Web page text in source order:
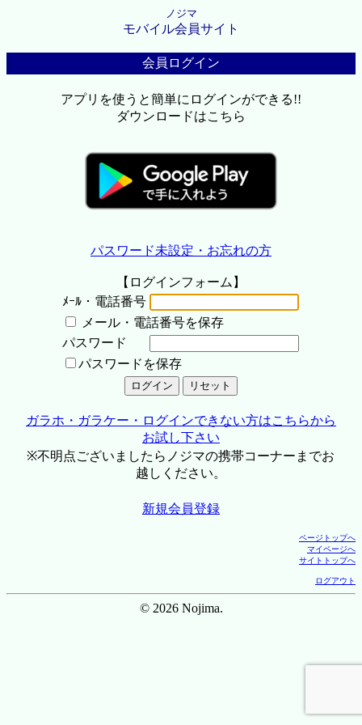
ノジマ
モバイル会員サイト
会員ログイン
アプリを使うと簡単にログインができる!!
ダウンロードはこちら
パスワード未設定・お忘れの方
【ログインフォーム】
ﾒｰﾙ・電話番号
メール・電話番号を保存
パスワード
パスワードを保存
ガラホ・ガラケー・ログインできない方はこちらから
お試し下さい
※不明点ございましたらノジマの携帯コーナーまでお
越しください。
新規会員登録
ページトップへ
マイページへ
サイトトップへ
ログアウト
© 2026 Nojima.